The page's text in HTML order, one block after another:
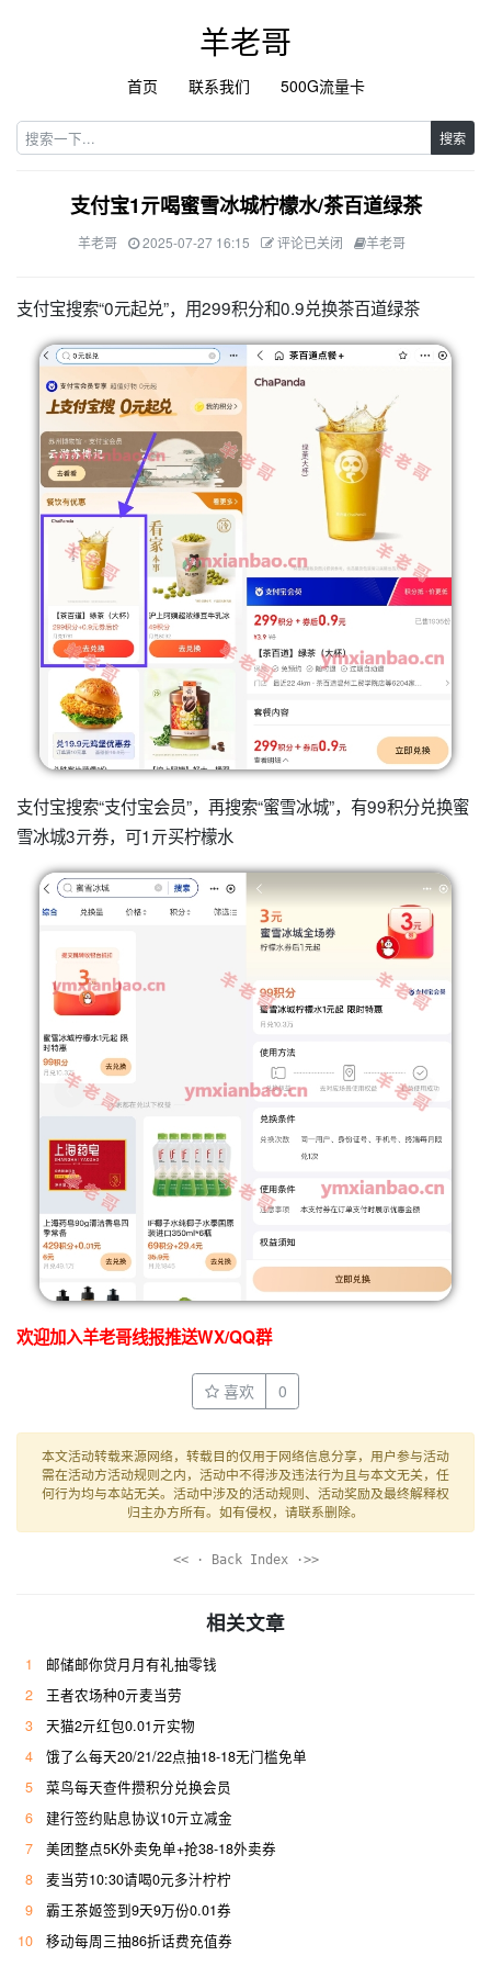
羊老哥
首页 联系我们 500G流量卡
搜索
支付宝1亓喝蜜雪冰城柠檬水/茶百道绿茶
羊老哥 2025-07-27 16:15 评论已关闭 羊老哥
支付宝搜索“0元起兑”，用299积分和0.9兑换茶百道绿茶
支付宝搜索“支付宝会员”，再搜索“蜜雪冰城”，有99积分兑换蜜
雪冰城3亓券，可1亓买柠檬水
欢迎加入羊老哥线报推送WX/QQ群
喜欢 0
本文活动转载来源网络，转载目的仅用于网络信息分享，用户参与活动
需在活动方活动规则之内，活动中不得涉及违法行为且与本文无关，任
何行为均与本站无关。活动中涉及的活动规则、活动奖励及最终解释权
归主办方所有。如有侵权，请联系删除。
<< · Back Index ·>>
相关文章
1
邮储邮你贷月月有礼抽零钱
2
王者农场种0亓麦当劳
3
天猫2亓红包0.01亓实物
4
饿了么每天20/21/22点抽18-18无门槛免单
5
菜鸟每天查件攒积分兑换会员
6
建行签约贴息协议10亓立减金
7
美团整点5K外卖免单+抢38-18外卖券
8
麦当劳10:30请喝0元多汁柠柠
9
霸王茶姬签到9天9万份0.01券
10
移动每周三抽86折话费充值券